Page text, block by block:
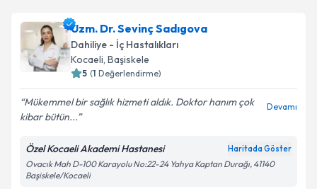
Uzm. Dr. Ersin Efetürkiçin randevu takvimi talebi
oluşturun. Size bu uzmandan randevu almanız için bir
takvim hazırlandığında e-posta ile bilgilendireceğiz.
Kişisel verilerimin işlenmesine ilişkin
Aydınlatma
Metni'ni okudum ve kişisel verilerimin belirtilen
kapsamda işlenmesini kabul ediyorum.
Uzm. Dr. Sevinç Sadıgova
Dahiliye - İç Hastalıkları
Kocaeli, Başiskele
5 (1 Değerlendirme)
Mükemmel bir sağlık hizmeti aldık. Doktor hanım çok
kibar bütün...
Devamı
Özel Kocaeli Akademi Hastanesi Haritada Göster
Ovacık Mah D-100 Karayolu No:22-24 Yahya Kaptan Durağı, 41140
Başiskele/Kocaeli